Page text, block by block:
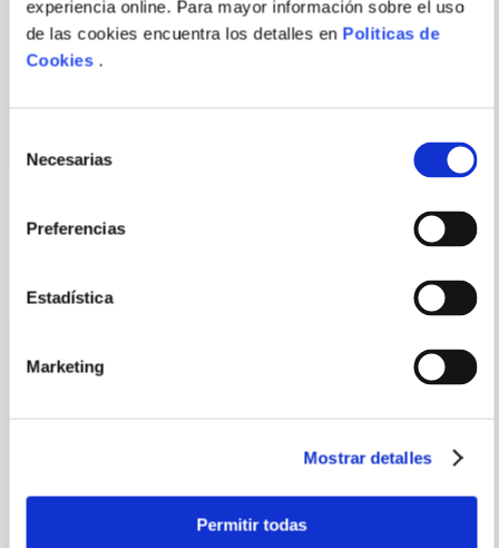
experiencia online. Para mayor información sobre el uso
de las cookies encuentra los detalles en Politicas de
Cookies.
Necesarias
Preferencias
Estadística
Marketing
Mostrar detalles
Permitir todas
ROBERT GREENE; 50
CENT
50TH LAW, THE
MARK ADAMS